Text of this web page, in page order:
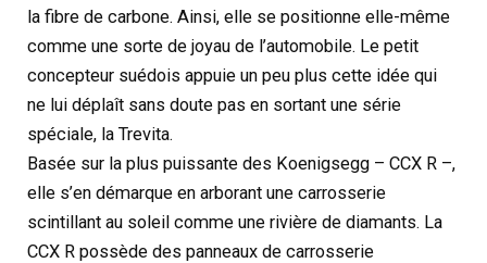
la fibre de carbone. Ainsi, elle se positionne elle-même
comme une sorte de joyau de l’automobile. Le petit
concepteur suédois appuie un peu plus cette idée qui
ne lui déplaît sans doute pas en sortant une série
spéciale, la Trevita.
Basée sur la plus puissante des Koenigsegg – CCX R –,
elle s’en démarque en arborant une carrosserie
scintillant au soleil comme une rivière de diamants. La
CCX R possède des panneaux de carrosserie